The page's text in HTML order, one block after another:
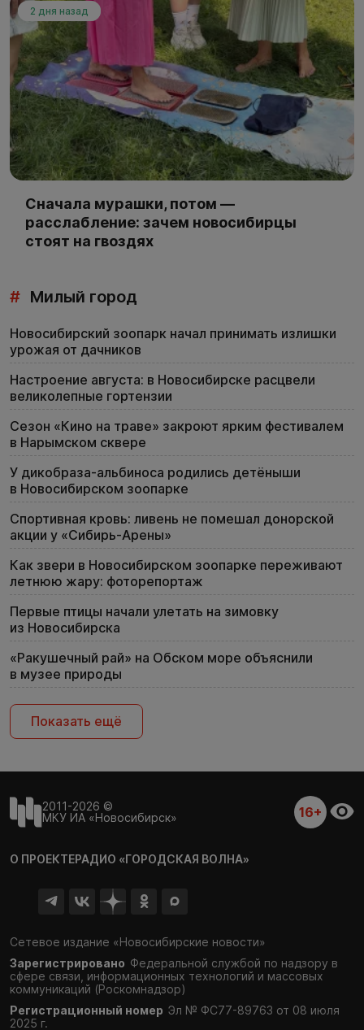
2 дня назад
Сначала мурашки, потом —
расслабление: зачем новосибирцы
стоят на гвоздях
# Милый город
Новосибирский зоопарк начал принимать излишки
урожая от дачников
Настроение августа: в Новосибирске расцвели
великолепные гортензии
Сезон «Кино на траве» закроют ярким фестивалем
в Нарымском сквере
У дикобраза-альбиноса родились детёныши
в Новосибирском зоопарке
Спортивная кровь: ливень не помешал донорской
акции у «Сибирь-Арены»
Как звери в Новосибирском зоопарке переживают
летнюю жару: фоторепортаж
Первые птицы начали улетать на зимовку
из Новосибирска
«Ракушечный рай» на Обском море объяснили
в музее природы
Показать ещё
2011-2026 ©
МКУ ИА «Новосибирск»
16+
О ПРОЕКТЕРАДИО «ГОРОДСКАЯ ВОЛНА»
Сетевое издание «Новосибирские новости»
Зарегистрировано Федеральной службой по надзору в
сфере связи, информационных технологий и массовых
коммуникаций (Роскомнадзор)
Регистрационный номер Эл № ФС77-89763 от 08 июля
2025 г.